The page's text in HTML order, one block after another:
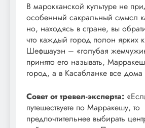
В марокканской культуре не
особенный сакральный смысл
но, находясь в стране, вы
что каждый город полон ярких
Шефшауэн – «голубая
принято его называть,
город, а в Касабланке все дома
Совет от тревел-эксперта:
путешествуете по Марракешу, то
предпочтительнее выбирать